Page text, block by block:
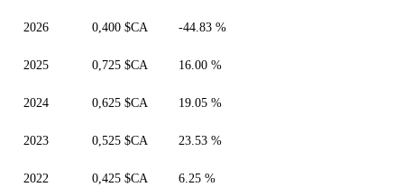
2026 0,400 $CA -44.83 %
2025 0,725 $CA 16.00 %
2024 0,625 $CA 19.05 %
2023 0,525 $CA 23.53 %
2022 0,425 $CA 6.25 %